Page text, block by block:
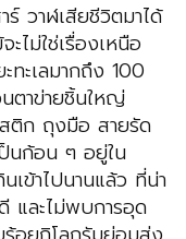
วาฬเสียชีวิตมาได้
ไม่ใช่เรื่องเหนือ
ทะเลมากถึง 100
ตาข่ายชิ้นใหญ่
ติก ถุงมือ สายรัด
ก้อน ๆ อยู่ใน
เข้าไปนานแล้ว ที่น่า
และไม่พบการอุด